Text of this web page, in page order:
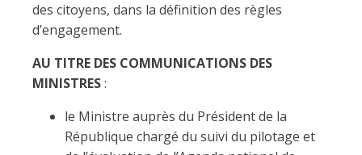
des citoyens, dans la définition des règles
d’engagement.
AU TITRE DES COMMUNICATIONS DES
MINISTRES:
le Ministre auprès du Président de la
République chargé du suivi du pilotage et